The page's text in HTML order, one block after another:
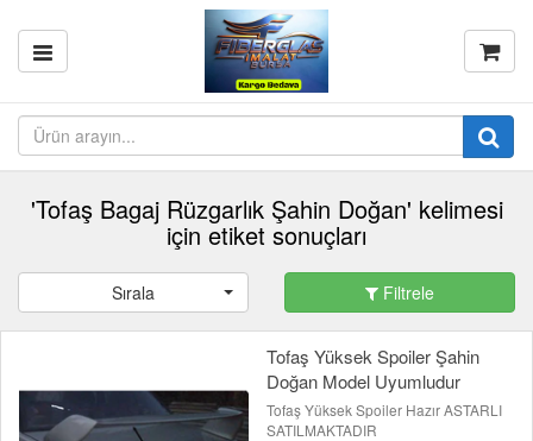
'Tofaş Bagaj Rüzgarlık Şahin Doğan' kelimesi
için etiket sonuçları
Sırala Filtrele
Tofaş Yüksek Spoiler Şahin
Doğan Model Uyumludur
Tofaş Yüksek Spoiler Hazır ASTARLI
SATILMAKTADIR